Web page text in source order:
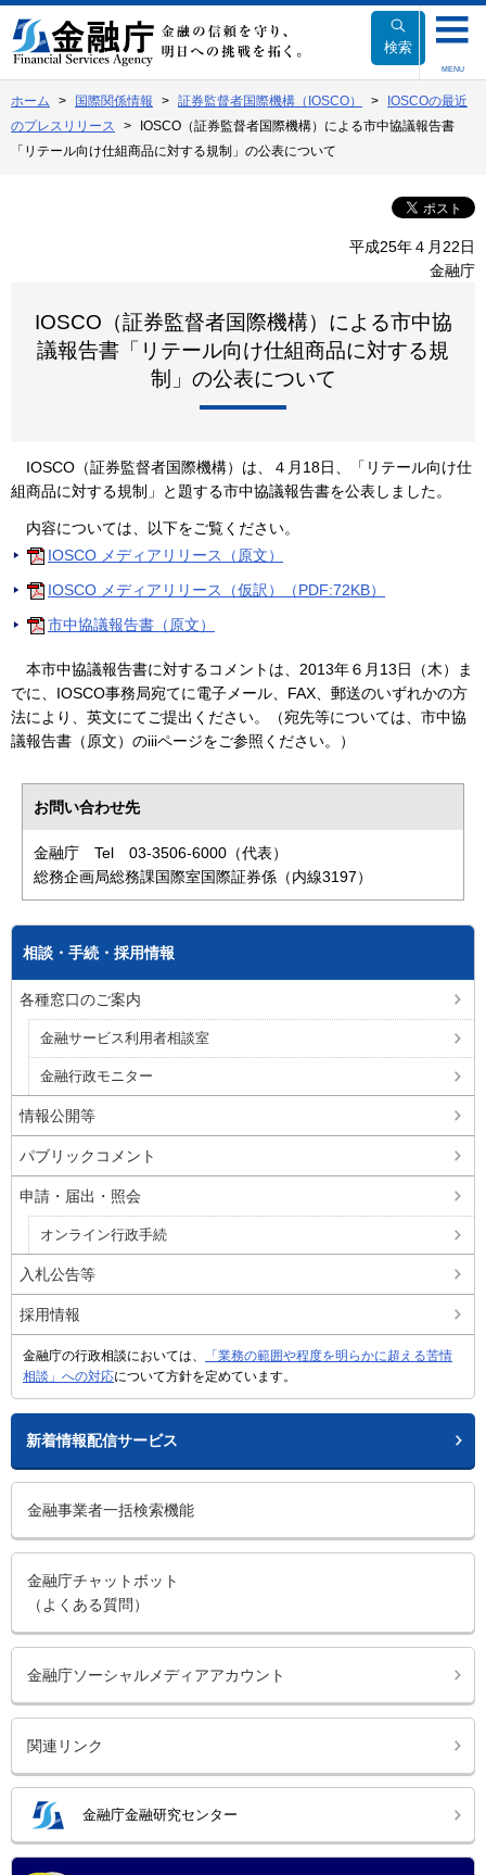
文
へ
動
検索
MENU
ホーム 国際関係情報 証券監督者国際機構（IOSCO）
IOSCOの最近
のプレスリリース
IOSCO（証券監督者国際機構）による市中協議報告書
「リテール向け仕組商品に対する規制」の公表について
平成25年４月22日
金融庁
IOSCO（証券監督者国際機構）による市中協
議報告書「リテール向け仕組商品に対する規
制」の公表について
IOSCO（証券監督者国際機構）は、４月18日、「リテール向け仕
組商品に対する規制」と題する市中協議報告書を公表しました。
内容については、以下をご覧ください。
IOSCO メディアリリース（原文）
IOSCO メディアリリース（仮訳）（PDF:72KB）
市中協議報告書（原文）
本市中協議報告書に対するコメントは、2013年６月13日（木）ま
でに、IOSCO事務局宛てに電子メール、FAX、郵送のいずれかの方
法により、英文にてご提出ください。（宛先等については、市中協
議報告書（原文）のiiiページをご参照ください。）
お問い合わせ先
金融庁 Tel 03-3506-6000（代表）
総務企画局総務課国際室国際証券係（内線3197）
相談・手続・採用情報
各種窓口のご案内
金融サービス利用者相談室
金融行政モニター
情報公開等
パブリックコメント
申請・届出・照会
オンライン行政手続
入札公告等
採用情報
金融庁の行政相談においては、
「業務の範囲や程度を明らかに超える苦情
相談」への対応について方針を定めています。
新着情報配信サービス
金融事業者一括検索機能
金融庁チャットボット
（よくある質問）
金融庁ソーシャルメディアアカウント
関連リンク
金融庁金融研究センター